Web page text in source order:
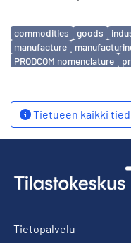
Avainsanat
commodities goods
manufacture
PRODCOM nomenclature
Tietueen kaikki
Tietopalvelu